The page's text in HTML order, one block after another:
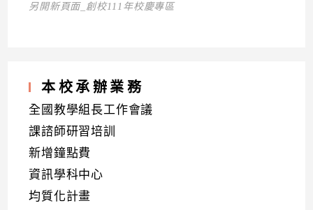
另開新頁面_創校111年校慶專區
本校承辦業務
全國教學組長工作會議
課諮師研習培訓
新增鐘點費
資訊學科中心
均質化計畫